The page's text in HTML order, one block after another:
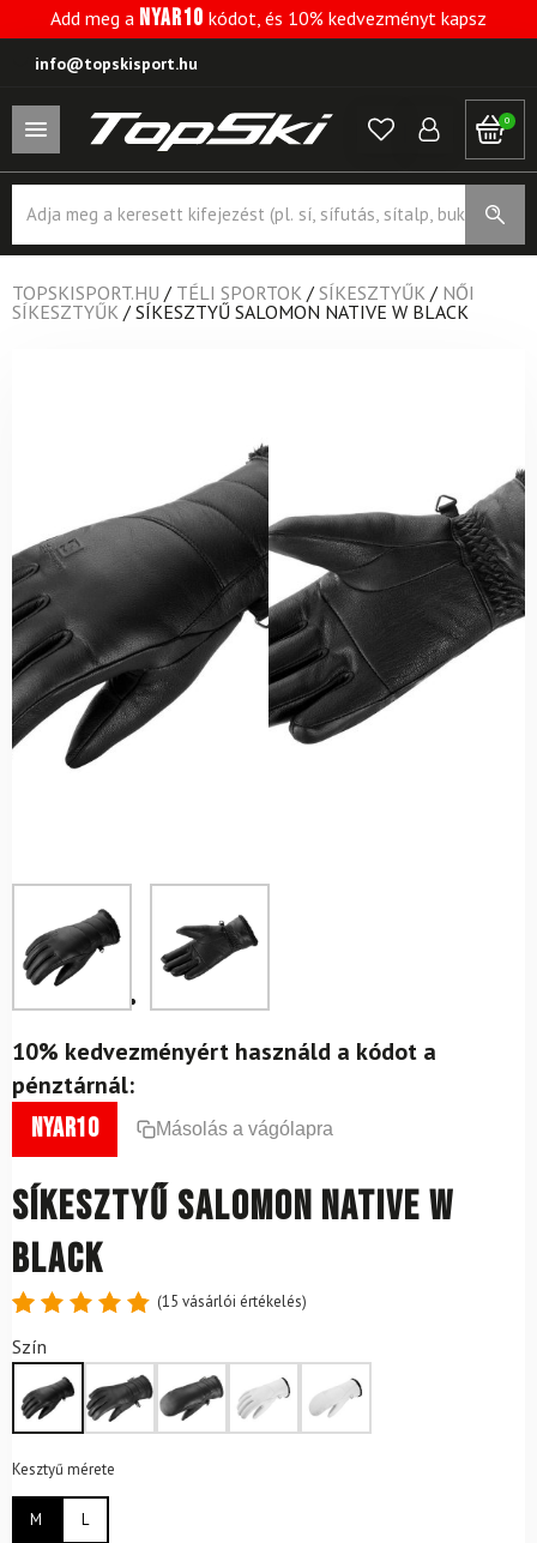
Add meg a NYAR10 kódot, és 10% kedvezményt kapsz
info@topskisport.hu
0
search
TOPSKISPORT.HU / TÉLI SPORTOK / SÍKESZTYŰK / NŐI
SÍKESZTYŰK / SÍKESZTYŰ SALOMON NATIVE W BLACK
10% kedvezményért használd a kódot a
pénztárnál:
nyar10 Másolás a vágólapra
Síkesztyű SALOMON Native W
Black
4.87
5-ből,
értékelés
alapján
(15 vásárlói értékelés)
Szín
Kesztyű mérete
M L